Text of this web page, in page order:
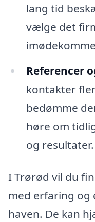
lang tid
vælge det
Referencer
kontakter
bedømme
høre om
og resultater.
I Trørød vil du
med erfaring og
haven. De kan